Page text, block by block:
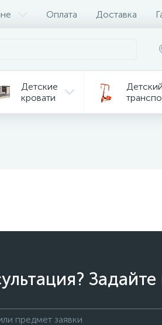
Оплата Доставка
Детские
кровати
Детский